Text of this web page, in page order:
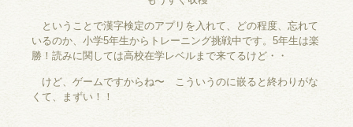
ということで漢字検定のアプリを入れて、どの程度、忘れて
いるのか、小学5年生からトレーニング挑戦中です。5年生は楽
勝！読みに関しては高校在学レベルまで来てるけど・・
けど、ゲームですからね〜 こういうのに嵌ると終わりがな
くて、まずい！！